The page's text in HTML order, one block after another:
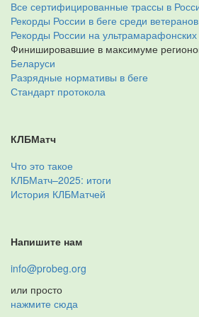
Все сертифицированные трассы в
Рекорды России в беге среди ветеранов
Рекорды России на
Финишировавшие в максимуме
Беларуси
Разрядные нормативы в беге
Стандарт протокола
КЛБМатч
Что это такое
КЛБМатч–2025: итоги
История КЛБМатчей
Напишите нам
info@probeg.org
или просто
нажмите сюда